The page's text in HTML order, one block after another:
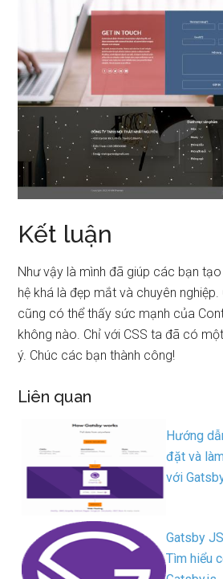
Kết luận
Như vậy là mình đã giúp các bạn
hệ khá là đẹp mắt và chuyên
cũng có thể thấy sức mạnh của
không nào. Chỉ với CSS ta đã có
ý. Chúc các bạn thành công!
Liên quan
Hướng
đặt và
với
Gatsby
Tìm hiểu